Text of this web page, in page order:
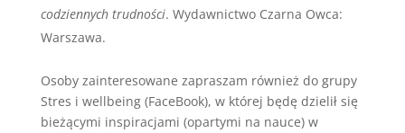
codziennych trudności. Wydawnictwo Czarna Owca:
Warszawa.
Osoby zainteresowane zapraszam również do grupy
Stres i wellbeing (FaceBook), w której będę dzielił się
bieżącymi inspiracjami (opartymi na nauce) w